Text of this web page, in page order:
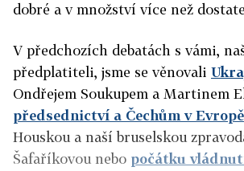
dobré a v množství více než
V předchozích debatách s vámi,
předplatiteli, jsme se věnovali
Ondřejem Soukupem a Martinem
předsednictví a Čechům v Evropě
Houskou a naší bruselskou
Šafaříkovou nebo počátku